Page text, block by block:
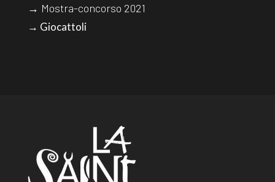
→ Mostra-concorso 2021
→ Giocattoli